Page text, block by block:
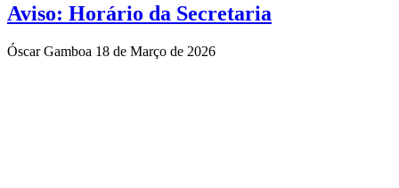
Aviso: Horário da Secretaria
Óscar Gamboa 18 de Março de 2026